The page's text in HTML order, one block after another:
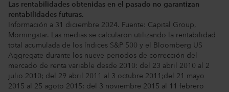
Las rentabilidades obtenidas en el pasado no garantizan
rentabilidades futuras.
Información a 31 diciembre 2024. Fuente: Capital Group,
Morningstar. Las medias se calcularon utilizando la rentabilidad
total acumulada de los índices S&P 500 y el Bloomberg US
Aggregate durante los nueve periodos de corrección del
mercado de renta variable desde 2010: del 23 abril 2010 al 2
julio 2010; del 29 abril 2011 al 3 octubre 2011;del 21 mayo
2015 al 25 agoto 2015; del 3 noviembre 2015 al 11 febrero